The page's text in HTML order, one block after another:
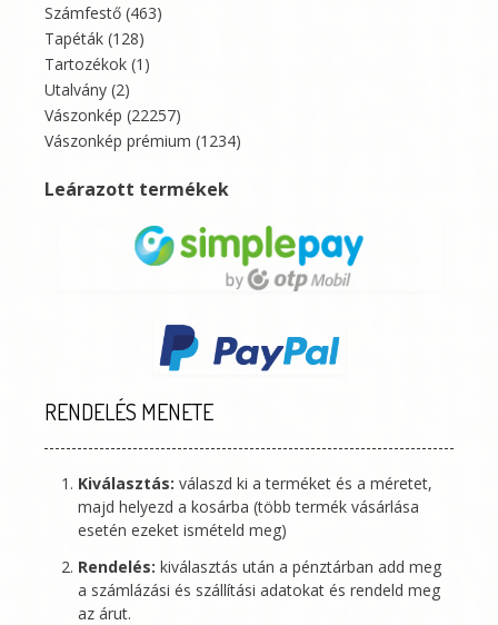
Számfestő (463)
Tapéták (128)
Tartozékok (1)
Utalvány (2)
Vászonkép (22257)
Vászonkép prémium (1234)
Leárazott termékek
RENDELÉS MENETE
Kiválasztás: válaszd ki a terméket és a méretet,
majd helyezd a kosárba (több termék vásárlása
esetén ezeket ismételd meg)
Rendelés: kiválasztás után a pénztárban add meg
a számlázási és szállítási adatokat és rendeld meg
az árut.